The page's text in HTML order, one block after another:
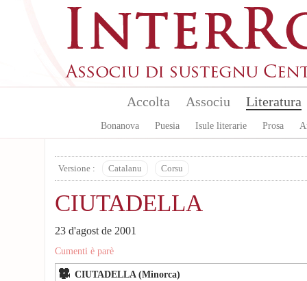
Accolta Associu Literatura
Bonanova Puesia Isule literarie Prosa
Versione : Catalanu Corsu
CIUTADELLA
23 d'agost de 2001
Cumenti è parè
CIUTADELLA (Minorca)